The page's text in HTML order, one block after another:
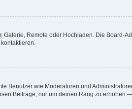
Remote oder Hochladen. Die Board-
Benutzer wie Moderatoren und
Beiträge, nur um deinen Rang zu erhöhen